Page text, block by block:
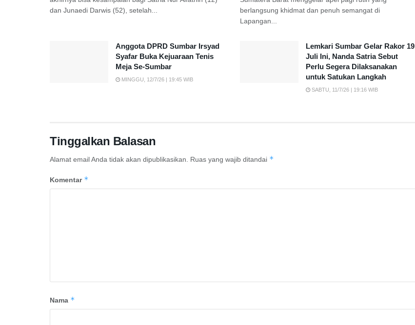
dan Junaedi Darwis (52), setelah...
berlangsung khidmat dan penuh semangat di
Lapangan...
Anggota DPRD Sumbar Irsyad
Syafar Buka Kejuaraan Tenis
Meja Se-Sumbar
MINGGU, 12/7/26 | 19:45 WIB
Lemkari Sumbar Gelar Rakor 19
Juli Ini, Nanda Satria Sebut
Perlu Segera Dilaksanakan
untuk Satukan Langkah
SABTU, 11/7/26 | 19:16 WIB
Tinggalkan Balasan
Alamat email Anda tidak akan dipublikasikan. Ruas yang wajib ditandai *
Komentar *
Nama *